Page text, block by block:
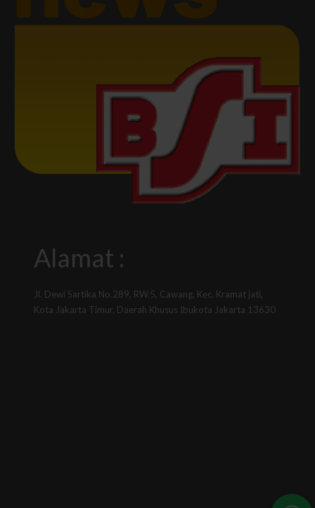
Alamat :
Jl. Dewi Sartika No.289, RW.5, Cawang, Kec. Kramat jati,
Kota Jakarta Timur, Daerah Khusus Ibukota Jakarta 13630